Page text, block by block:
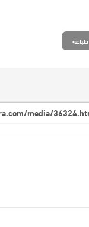
طباعة